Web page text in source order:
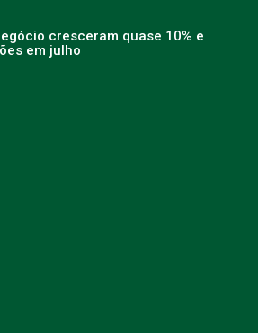
cresceram quase 10% e
em julho